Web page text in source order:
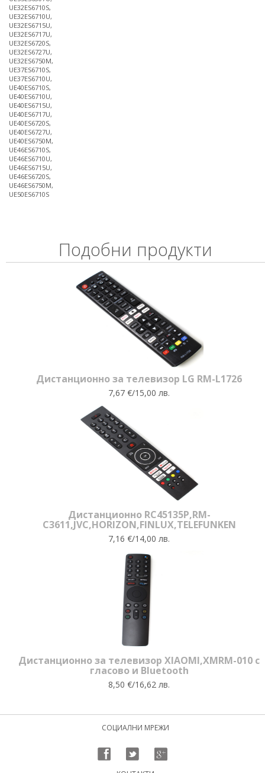
UE32ES6710S,
UE32ES6710U,
UE32ES6715U,
UE32ES6717U,
UE32ES6720S,
UE32ES6727U,
UE32ES6750M,
UE37ES6710S,
UE37ES6710U,
UE40ES6710S,
UE40ES6710U,
UE40ES6715U,
UE40ES6717U,
UE40ES6720S,
UE40ES6727U,
UE40ES6750M,
UE46ES6710S,
UE46ES6710U,
UE46ES6715U,
UE46ES6720S,
UE46ES6750M,
UE50ES6710S
Подобни продукти
Дистанционно за телевизор LG RM-L1726
7,67 €/15,00 лв.
Дистанционно RC45135P,RM-
C3611,JVC,HORIZON,FINLUX,TELEFUNKEN
7,16 €/14,00 лв.
Дистанционно за телевизор XIAOMI,XMRM-010 с
гласово и Bluetooth
8,50 €/16,62 лв.
СОЦИАЛНИ МРЕЖИ